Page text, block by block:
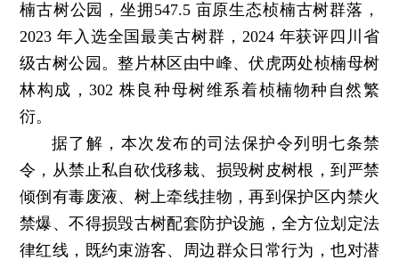
楠古树公园，坐拥547.5 亩原生态桢楠古树群落，
2023 年入选全国最美古树群，2024 年获评四川省
级古树公园。整片林区由中峰、伏虎两处桢楠母树
林构成，302 株良种母树维系着桢楠物种自然繁
衍。
据了解，本次发布的司法保护令列明七条禁
令，从禁止私自砍伐移栽、损毁树皮树根，到严禁
倾倒有毒废液、树上牵线挂物，再到保护区内禁火
禁爆、不得损毁古树配套防护设施，全方位划定法
律红线，既约束游客、周边群众日常行为，也对潜